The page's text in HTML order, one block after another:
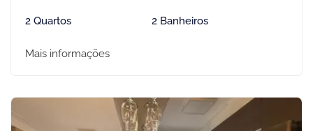
2 Quartos 2 Banheiros
Mais informações